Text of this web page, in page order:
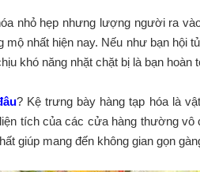
nhỏ hẹp nhưng lượng người ra
mộ nhất hiện nay. Nếu như bạn hội
khó năng nhặt chặt bị là bạn hoàn
? Kệ trưng bày hàng tạp hóa là
tích của các cửa hàng thường
giúp mang đến không gian gọn